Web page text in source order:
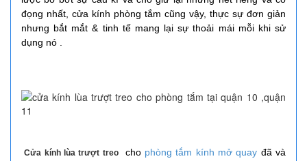
đọng nhất, cửa kính phòng tắm cũng vậy, thực sự đơn giản
nhưng bắt mắt & tinh tế mang lại sự thoải mái mỗi khi sử
dụng nó .
Cửa kính lùa trượt treo cho phòng tắm kính mở quay đã và